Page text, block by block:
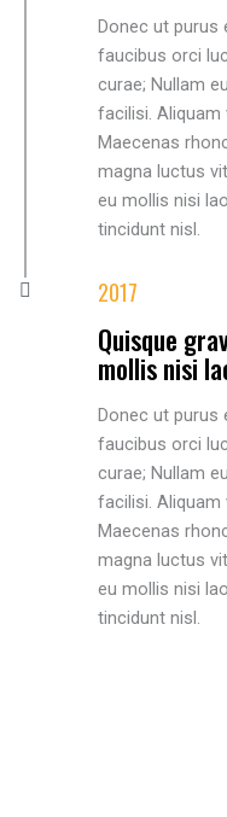
Donec ut purus
faucibus orci
curae; Nullam
facilisi. Aliquam
Maecenas
magna luctus
eu mollis nisi
tincidunt nisl.
2017
Quisque
mollis nisi
Donec ut purus
faucibus orci
curae; Nullam
facilisi. Aliquam
Maecenas
magna luctus
eu mollis nisi
tincidunt nisl.